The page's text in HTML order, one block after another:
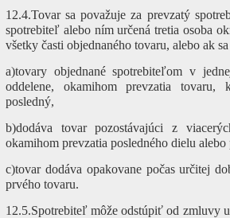
12.4.Tovar sa považuje za prevzatý
spotrebiteľ alebo ním určená tretia osoba
všetky časti objednaného tovaru, alebo ak sa
a)tovary objednané spotrebiteľom v
oddelene, okamihom prevzatia
posledný,
b)dodáva tovar pozostávajúci z
okamihom prevzatia posledného dielu alebo
c)tovar dodáva opakovane počas určitej
prvého tovaru.
12.5.Spotrebiteľ môže odstúpiť od zmluvy